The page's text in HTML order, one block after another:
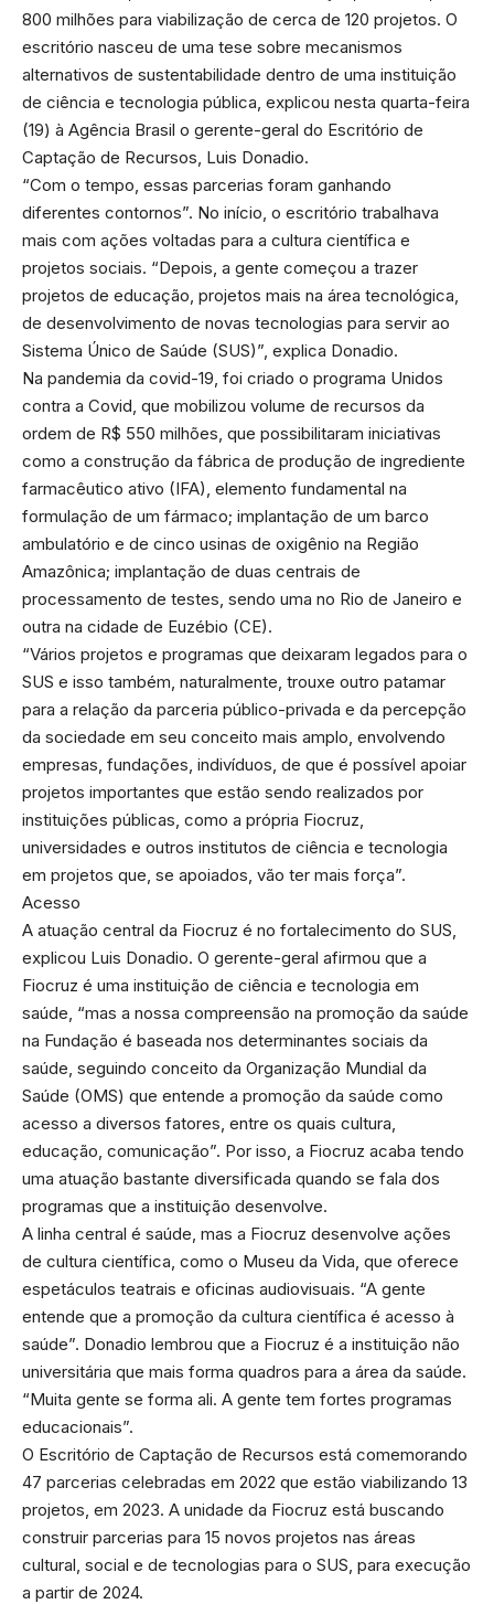
800 milhões para viabilização de cerca de 120 projetos. O
escritório nasceu de uma tese sobre mecanismos
alternativos de sustentabilidade dentro de uma instituição
de ciência e tecnologia pública, explicou nesta quarta-feira
(19) à Agência Brasil o gerente-geral do Escritório de
Captação de Recursos, Luis Donadio.
“Com o tempo, essas parcerias foram ganhando
diferentes contornos”. No início, o escritório trabalhava
mais com ações voltadas para a cultura científica e
projetos sociais. “Depois, a gente começou a trazer
projetos de educação, projetos mais na área tecnológica,
de desenvolvimento de novas tecnologias para servir ao
Sistema Único de Saúde (SUS)”, explica Donadio.
Na pandemia da covid-19, foi criado o programa Unidos
contra a Covid, que mobilizou volume de recursos da
ordem de R$ 550 milhões, que possibilitaram iniciativas
como a construção da fábrica de produção de ingrediente
farmacêutico ativo (IFA), elemento fundamental na
formulação de um fármaco; implantação de um barco
ambulatório e de cinco usinas de oxigênio na Região
Amazônica; implantação de duas centrais de
processamento de testes, sendo uma no Rio de Janeiro e
outra na cidade de Euzébio (CE).
“Vários projetos e programas que deixaram legados para o
SUS e isso também, naturalmente, trouxe outro patamar
para a relação da parceria público-privada e da percepção
da sociedade em seu conceito mais amplo, envolvendo
empresas, fundações, indivíduos, de que é possível apoiar
projetos importantes que estão sendo realizados por
instituições públicas, como a própria Fiocruz,
universidades e outros institutos de ciência e tecnologia
em projetos que, se apoiados, vão ter mais força”.
Acesso
A atuação central da Fiocruz é no fortalecimento do SUS,
explicou Luis Donadio. O gerente-geral afirmou que a
Fiocruz é uma instituição de ciência e tecnologia em
saúde, “mas a nossa compreensão na promoção da saúde
na Fundação é baseada nos determinantes sociais da
saúde, seguindo conceito da Organização Mundial da
Saúde (OMS) que entende a promoção da saúde como
acesso a diversos fatores, entre os quais cultura,
educação, comunicação”. Por isso, a Fiocruz acaba tendo
uma atuação bastante diversificada quando se fala dos
programas que a instituição desenvolve.
A linha central é saúde, mas a Fiocruz desenvolve ações
de cultura científica, como o Museu da Vida, que oferece
espetáculos teatrais e oficinas audiovisuais. “A gente
entende que a promoção da cultura científica é acesso à
saúde”. Donadio lembrou que a Fiocruz é a instituição não
universitária que mais forma quadros para a área da saúde.
“Muita gente se forma ali. A gente tem fortes programas
educacionais”.
O Escritório de Captação de Recursos está comemorando
47 parcerias celebradas em 2022 que estão viabilizando 13
projetos, em 2023. A unidade da Fiocruz está buscando
construir parcerias para 15 novos projetos nas áreas
cultural, social e de tecnologias para o SUS, para execução
a partir de 2024.